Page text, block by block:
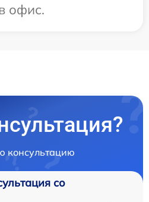
офис.
консультацию
со